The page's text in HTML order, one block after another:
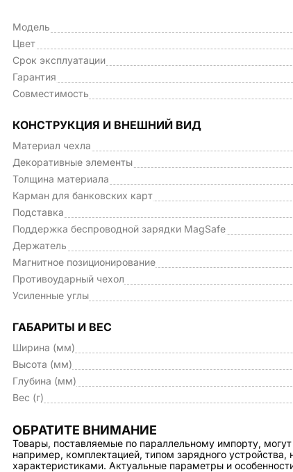
Модель
Цвет
Срок эксплуатации
Гарантия
Совместимость
КОНСТРУКЦИЯ И ВНЕШНИЙ ВИД
Материал чехла
Декоративные элементы
Толщина материала
Карман для банковских карт
Подставка
Поддержка беспроводной зарядки MagSafe
Держатель
Магнитное позиционирование
Противоударный чехол
Усиленные углы
ГАБАРИТЫ И ВЕС
Ширина (мм)
Высота (мм)
Глубина (мм)
Вес (г)
ОБРАТИТЕ ВНИМАНИЕ
Товары, поставляемые по параллельному импорту,
например, комплектацией, типом зарядного
характеристиками. Актуальные параметры и